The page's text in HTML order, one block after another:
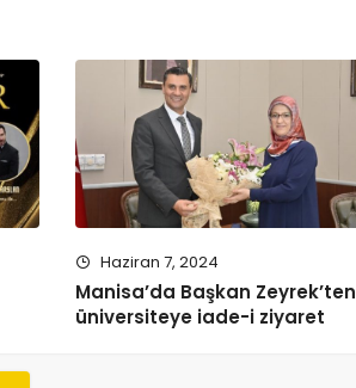
Haziran 7, 2024
Manisa’da Başkan Zeyrek’ten
üniversiteye iade-i ziyaret